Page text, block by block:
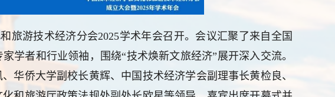
旅游技术经济分会2025学术年会召开。会议汇聚了来自全国
学者和行业领袖，围绕“技术焕新文旅经济”展开深入交流。
华侨大学副校长黄辉、中国技术经济学会副理事长黄检良、